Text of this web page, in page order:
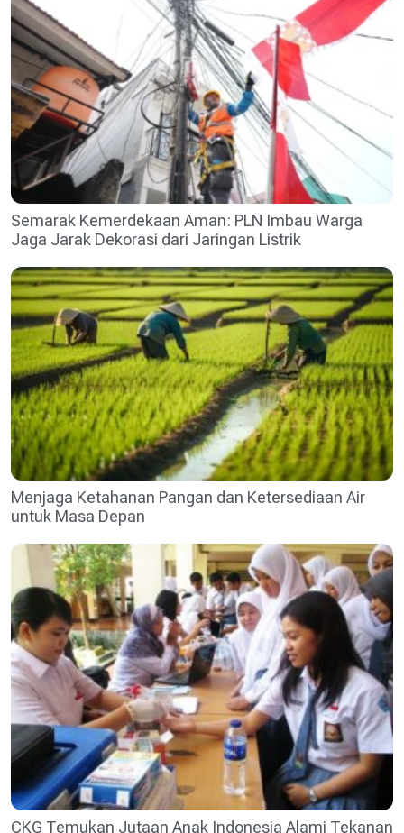
Semarak Kemerdekaan Aman: PLN Imbau Warga
Jaga Jarak Dekorasi dari Jaringan Listrik
Menjaga Ketahanan Pangan dan Ketersediaan Air
untuk Masa Depan
CKG Temukan Jutaan Anak Indonesia Alami Tekanan